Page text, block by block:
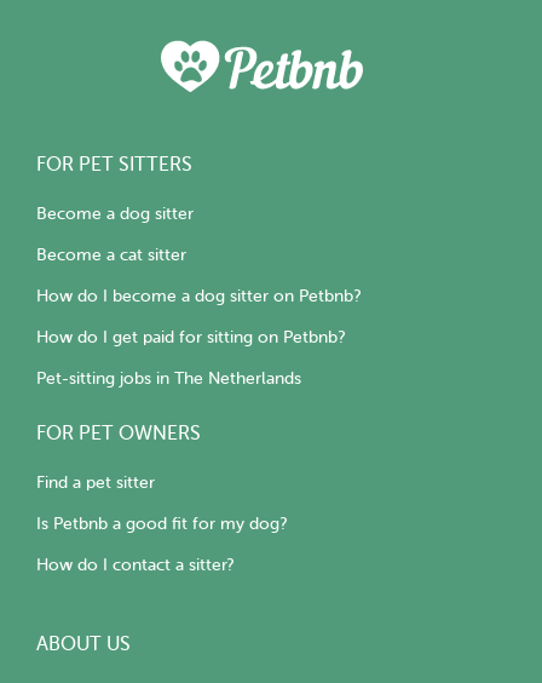
FOR PET SITTERS
Become a dog sitter
Become a cat sitter
How do I become a dog sitter on Petbnb?
How do I get paid for sitting on Petbnb?
Pet-sitting jobs in The Netherlands
FOR PET OWNERS
Find a pet sitter
Is Petbnb a good fit for my dog?
How do I contact a sitter?
ABOUT US